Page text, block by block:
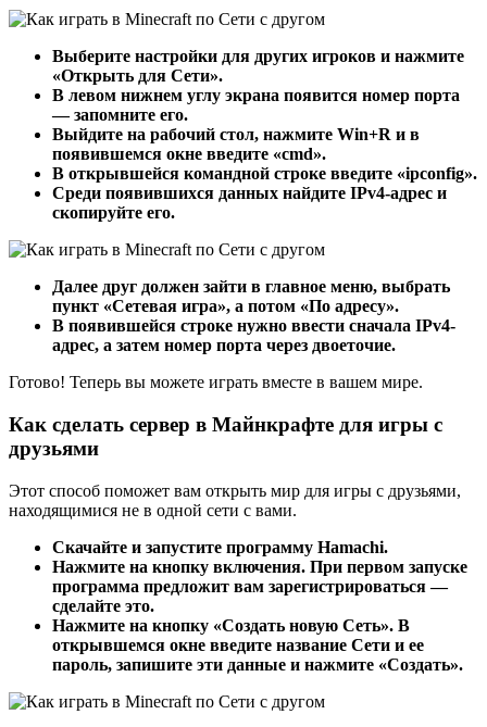
Выберите настройки для других игроков и нажмите
«Открыть для Сети».
В левом нижнем углу экрана появится номер порта
— запомните его.
Выйдите на рабочий стол, нажмите Win+R и в
появившемся окне введите «cmd».
В открывшейся командной строке введите «ipconfig».
Среди появившихся данных найдите IPv4-адрес и
скопируйте его.
Далее друг должен зайти в главное меню, выбрать
пункт «Сетевая игра», а потом «По адресу».
В появившейся строке нужно ввести сначала IPv4-
адрес, а затем номер порта через двоеточие.
Готово! Теперь вы можете играть вместе в вашем мире.
Как сделать сервер в Майнкрафте для игры с
друзьями
Этот способ поможет вам открыть мир для игры с друзьями,
находящимися не в одной сети с вами.
Скачайте и запустите программу Hamachi.
Нажмите на кнопку включения. При первом запуске
программа предложит вам зарегистрироваться —
сделайте это.
Нажмите на кнопку «Создать новую Сеть». В
открывшемся окне введите название Сети и ее
пароль, запишите эти данные и нажмите «Создать».